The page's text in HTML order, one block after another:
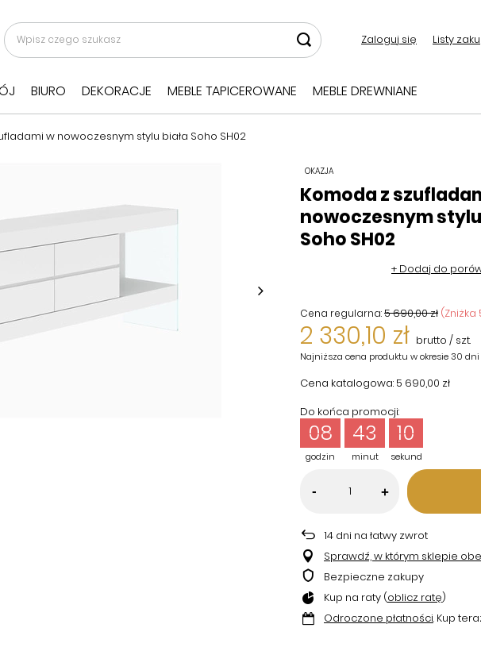
Zaloguj się Listy
BIURO DEKORACJE MEBLE TAPICEROWANE MEBLE DREWNIANE
w nowoczesnym stylu biała Soho SH02
OKAZJA
Komoda z
nowoczesnym
Soho SH02
+ Dodaj do
Cena regularna:5 690,00 zł (Zniżka
2 330,10 zł brutto / szt.
Najniższa cena produktu w okresie 30
Cena katalogowa: 5 690,00 zł
Do końca promocji:
godzin
08
minut
43
sekund
09
- +
14 dni na łatwy zwrot
Sprawdź, w którym sklepie
Bezpieczne zakupy
Kup na raty (oblicz ratę)
Odroczone płatności. Kup